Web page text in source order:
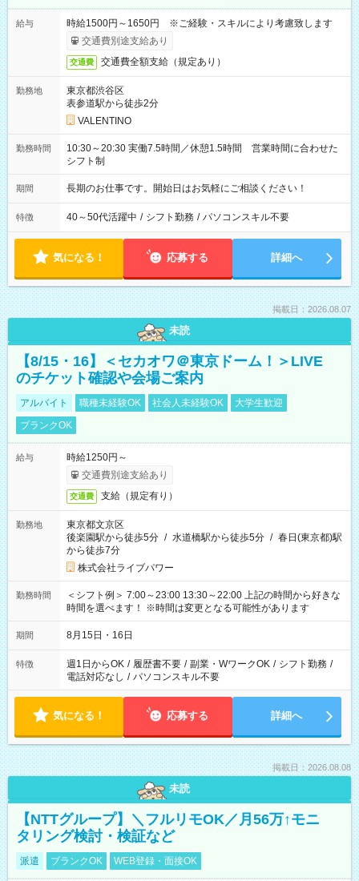
給与
時給1500円～1650円 ※ご経験・スキルにより考慮致します
交通費別途支給あり
交通費 交通費全額支給（規定あり）
勤務地
東京都渋谷区
表参道駅から徒歩2分
VALENTINO
勤務時間
10:30～20:30 実働7.5時間／休憩1.5時間 営業時間に合わせた
シフト制
期間 長期のお仕事です。開始日はお気軽にご相談ください！
特徴 40～50代活躍中 / シフト勤務 / パソコンスキル不要
気になる！ 応募する 詳細へ
掲載日：2026.08.07
未読
【8/15・16】＜セカオワ＠東京ドーム！＞LIVE
のチケット確認や会場ご案内
アルバイト 職種未経験OK 社会人未経験OK
大学生歓迎
ブランクOK
給与
時給1250円～
交通費別途支給あり
交通費 支給（規定有り）
勤務地
東京都文京区
後楽園駅から徒歩5分 / 水道橋駅から徒歩5分 / 春日(東京都)駅
から徒歩7分
株式会社ライブパワー
勤務時間
＜シフト例＞ 7:00～23:00 13:30～22:00 上記の時間から好きな
時間を選べます！ ※時間は変更となる可能性があります
期間 8月15日・16日
特徴 週1日からOK / 履歴書不要 / 副業・WワークOK / シフト勤務 /
電話対応なし / パソコンスキル不要
気になる！ 応募する 詳細へ
掲載日：2026.08.08
未読
【NTTグループ】＼フルリモOK／月56万↑モニ
タリング検討・検証など
派遣 ブランクOK WEB登録・面接OK